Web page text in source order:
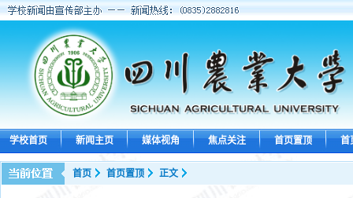
学校首页 新闻主页 媒体视角 焦点关注 首页置顶 首
首页 首页置顶 正文